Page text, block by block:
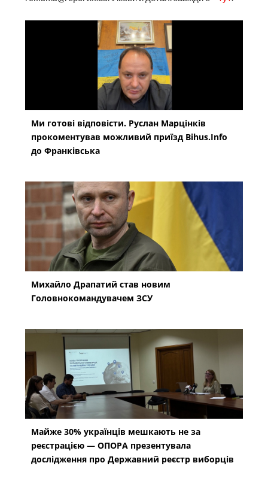
Ми готові відповісти. Руслан Марцінків
прокоментував можливий приїзд Bihus.Info
до Франківська
Михайло Драпатий став новим
Головнокомандувачем ЗСУ
Майже 30% українців мешкають не за
реєстрацією — ОПОРА презентувала
дослідження про Державний реєстр виборців